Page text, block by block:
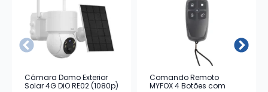
Câmara Domo Exterior
Solar 4G DiO RE02 (1080p)
Comando Remoto
MYFOX 4 Botões com